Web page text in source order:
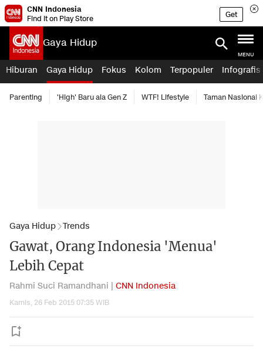
CNN Indonesia
Find it on Play Store
Get
Gaya Hidup
MENU
Hiburan Gaya Hidup Fokus Kolom Terpopuler Infografis
Parenting 'High' Baru ala Gen Z WTF! Lifestyle Taman Nasional
Gaya Hidup Trends
Gawat, Orang Indonesia 'Menua'
Lebih Cepat
Rahmi Suci Ramandhani | CNN Indonesia
Kamis, 26 Feb 2015 07:35 WIB